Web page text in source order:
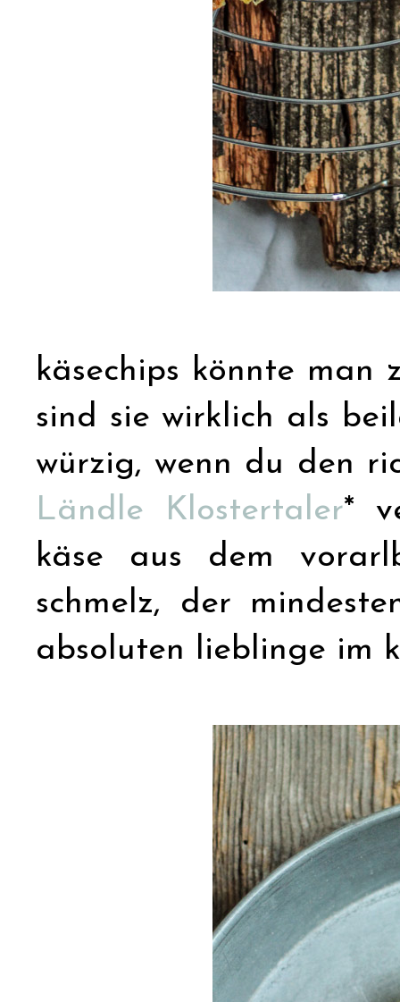
käsechips könnte man
sind sie wirklich als
würzig, wenn du den
Ländle Klostertaler*
käse aus dem
schmelz, der
absoluten lieblinge im